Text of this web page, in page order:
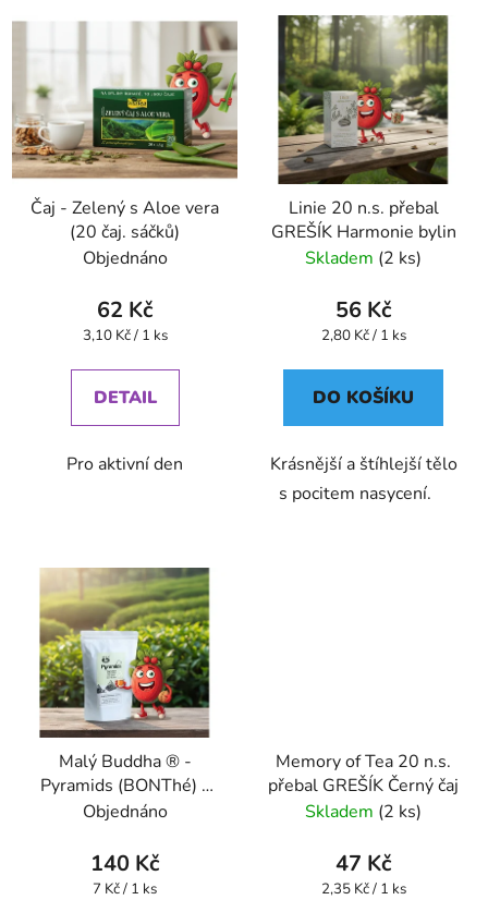
Čaj - Zelený s Aloe vera
(20 čaj. sáčků)
Objednáno
62 Kč
Měrná
3,10 Kč / 1 ks
DETAIL
Pro aktivní den
Linie 20 n.s. přebal
GREŠÍK Harmonie bylin
Skladem (2 ks)
56 Kč
Měrná
2,80 Kč / 1 ks
DO KOŠÍKU
Krásnější a štíhlejší tělo
s pocitem nasycení.
Malý Buddha ® -
Pyramids (BONThé) -
Oxalis
Objednáno
140 Kč
Měrná
7 Kč / 1 ks
Memory of Tea 20 n.s.
přebal GREŠÍK Černý čaj
Skladem (2 ks)
47 Kč
Měrná
2,35 Kč / 1 ks